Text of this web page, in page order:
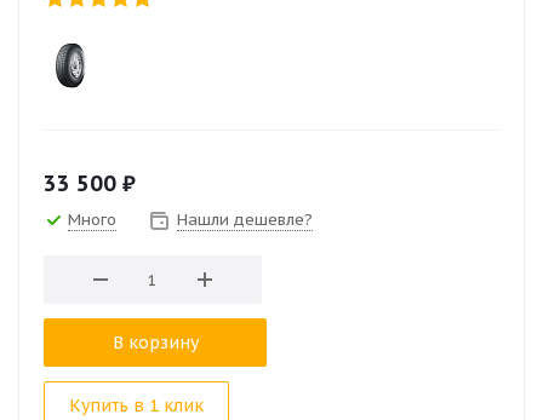
33 500 ₽
Много Нашли дешевле?
В корзину
Купить в 1 клик